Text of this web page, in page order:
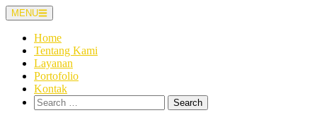
Skip
to
content
MENU
Home
Tentang Kami
Layanan
Portofolio
Kontak
Search
for: